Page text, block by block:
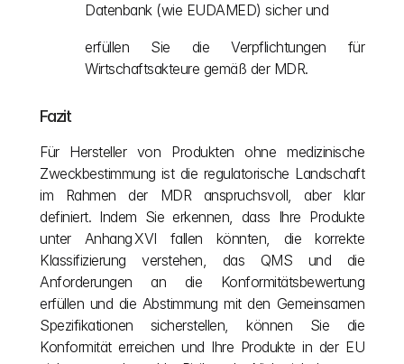
Datenbank (wie EUDAMED) sicher und
erfüllen Sie die Verpflichtungen für
Wirtschaftsakteure gemäß der MDR.
Fazit
Für Hersteller von Produkten ohne medizinische
Zweckbestimmung ist die regulatorische Landschaft
im Rahmen der MDR anspruchsvoll, aber klar
definiert. Indem Sie erkennen, dass Ihre Produkte
unter Anhang XVI fallen könnten, die korrekte
Klassifizierung verstehen, das QMS und die
Anforderungen an die Konformitätsbewertung
erfüllen und die Abstimmung mit den Gemeinsamen
Spezifikationen sicherstellen, können Sie die
Konformität erreichen und Ihre Produkte in der EU